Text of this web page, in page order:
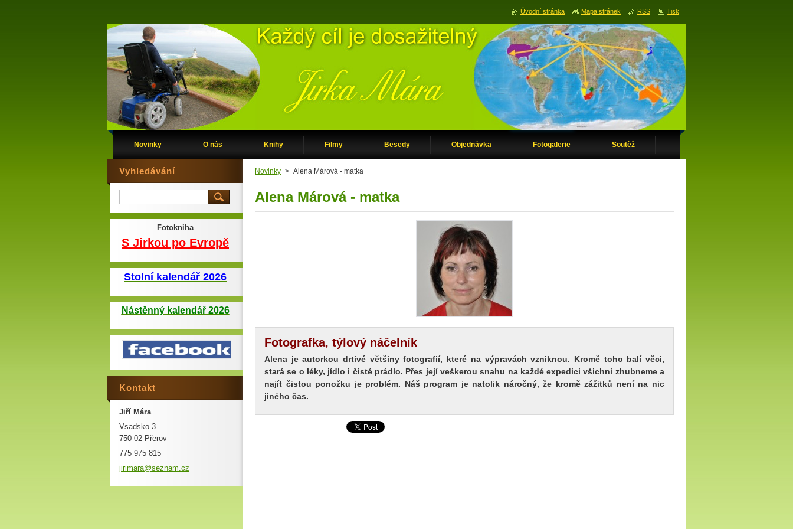
Novinky O nás Knihy Filmy Besedy Objednávka Fotogalerie Soutěž
Novinky > Alena Márová - matka
Alena Márová - matka
Fotografka, týlový náčelník
Alena je autorkou drtivé většiny fotografií, které na výpravách vzniknou. Kromě toho balí věci,
stará se o léky, jídlo i čisté prádlo. Přes její veškerou snahu na každé expedici všichni zhubneme a
najít čistou ponožku je problém. Náš program je natolik náročný, že kromě zážitků není na nic
jiného čas.
Vyhledávání
Fotokniha
S Jirkou po Evropě
Stolní kalendář 2026
Nástěnný kalendář 2026
Kontakt
Jiří Mára
Vsadsko 3
750 02 Přerov
775 975 815
jirimara@seznam.cz
Úvodní stránka Mapa stránek RSS Tisk